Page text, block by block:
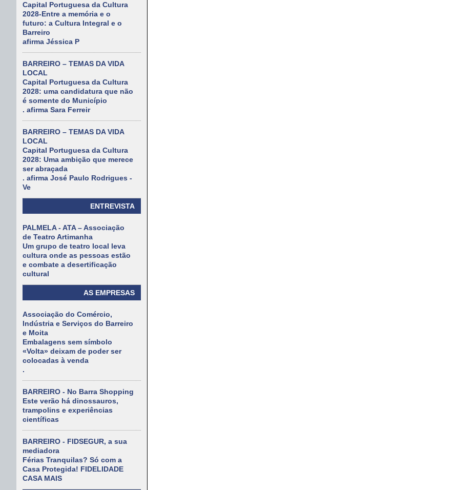
Capital Portuguesa da Cultura
2028-Entre a memória e o
futuro: a Cultura Integral e o
Barreiro
afirma Jéssica P
BARREIRO – TEMAS DA VIDA
LOCAL
Capital Portuguesa da Cultura
2028: uma candidatura que não
é somente do Município
. afirma Sara Ferreir
BARREIRO – TEMAS DA VIDA
LOCAL
Capital Portuguesa da Cultura
2028: Uma ambição que merece
ser abraçada
. afirma José Paulo Rodrigues -
Ve
ENTREVISTA
PALMELA - ATA – Associação
de Teatro Artimanha
Um grupo de teatro local leva
cultura onde as pessoas estão
e combate a desertificação
cultural
AS EMPRESAS
Associação do Comércio,
Indústria e Serviços do Barreiro
e Moita
Embalagens sem símbolo
«Volta» deixam de poder ser
colocadas à venda
.
BARREIRO - No Barra Shopping
Este verão há dinossauros,
trampolins e experiências
científicas
BARREIRO - FIDSEGUR, a sua
mediadora
Férias Tranquilas? Só com a
Casa Protegida! FIDELIDADE
CASA MAIS